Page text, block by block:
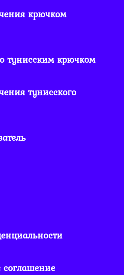
крючком
тунисским крючком
тунисского
соглашение